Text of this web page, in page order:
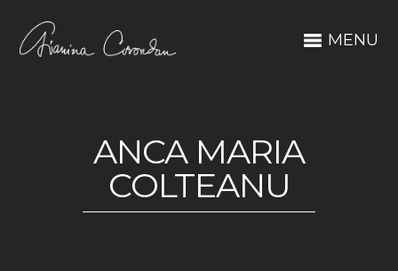
MENU
ANCA MARIA
COLTEANU